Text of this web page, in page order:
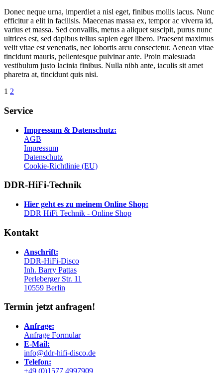
Donec neque urna, imperdiet a nisl eget, finibus mollis lacus. Nunc
efficitur a elit in facilisis. Maecenas massa ex, tempor ac viverra id,
varius et massa. Sed convallis, metus a aliquet suscipit, purus nunc
ultrices est, sed dapibus tellus sapien eget libero. Praesent maximus
velit vitae est venenatis, nec lobortis arcu consectetur. Aenean vitae
tincidunt mauris, pellentesque pulvinar ante. Proin malesuada
vestibulum justo lacinia finibus. Nulla nibh ante, iaculis sit amet
pharetra at, tincidunt quis nisi.
Posts
1 2
Service
Impressum & Datenschutz:
AGB
Impressum
Datenschutz
Cookie-Richtlinie (EU)
DDR-HiFi-Technik
Hier geht es zu meinem Online Shop:
DDR HiFi Technik - Online Shop
Kontakt
Anschrift:
DDR-HiFi-Disco
Inh. Barry Pattas
Perleberger Str. 11
10559 Berlin
Termin jetzt anfragen!
Anfrage:
Anfrage Formular
E-Mail:
info@ddr-hifi-disco.de
Telefon:
+49 (0)1577 4997909